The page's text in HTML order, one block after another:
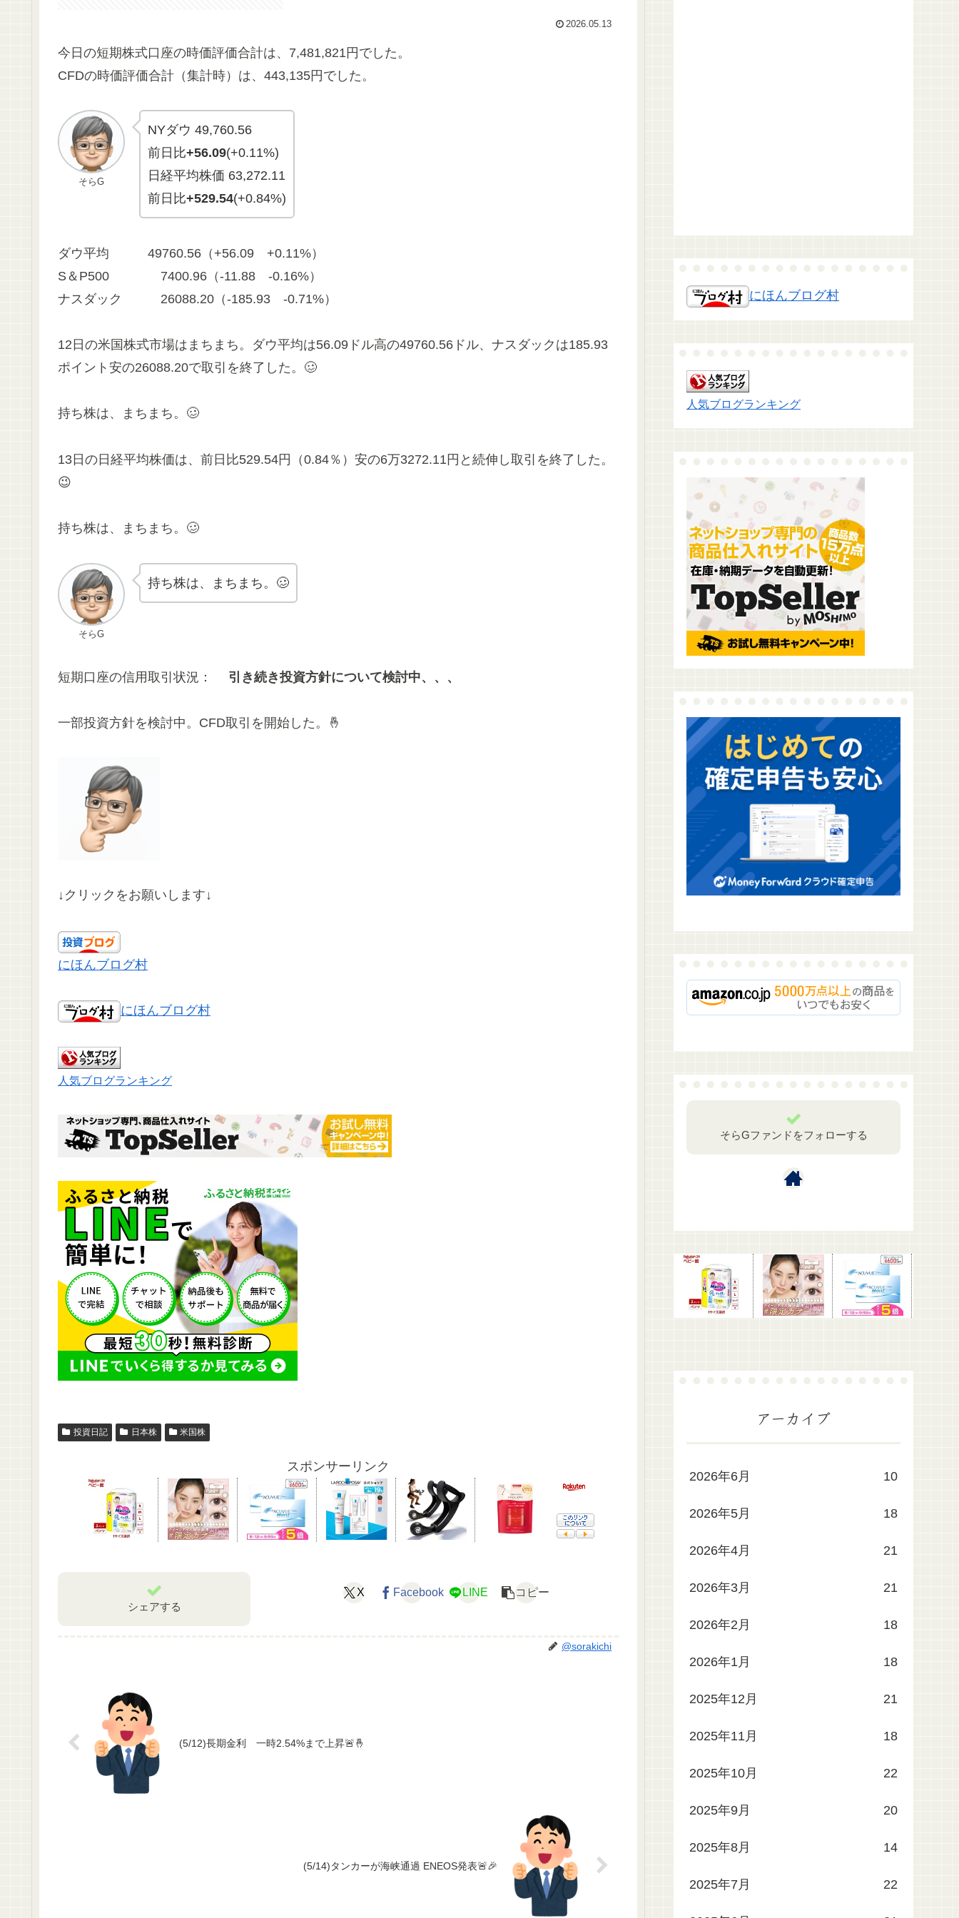
2026.05.13
今日の短期株式口座の時価評価合計は、7,481,821円でした。
CFDの時価評価合計（集計時）は、443,135円でした。
そらG
NYダウ 49,760.56
前日比+56.09(+0.11%)
日経平均株価 63,272.11
前日比+529.54(+0.84%)
ダウ平均 49760.56（+56.09 +0.11%）
S＆P500 7400.96（-11.88 -0.16%）
ナスダック 26088.20（-185.93 -0.71%）
12日の米国株式市場はまちまち。ダウ平均は56.09ドル高の49760.56ドル、ナスダックは185.93
ポイント安の26088.20で取引を終了した。🥴
持ち株は、まちまち。🥴
13日の日経平均株価は、前日比529.54円（0.84％）安の6万3272.11円と続伸し取引を終了した。
😉
持ち株は、まちまち。🥴
そらG
持ち株は、まちまち。🥴
短期口座の信用取引状況： 引き続き投資方針について検討中、、、
一部投資方針を検討中。CFD取引を開始した。🤞
↓クリックをお願いします↓
にほんブログ村
にほんブログ村
人気ブログランキング
投資日記 日本株 米国株
スポンサーリンク
シェアする
X Facebook LINE コピー
@sorakichi
(5/12)長期金利 一時2.54%まで上昇🚨🤞
(5/14)タンカーが海峡通過 ENEOS発表🚨🎉
にほんブログ村
人気ブログランキング
そらGファンドをフォローする
アーカイブ
2026年6月 10
2026年5月 18
2026年4月 21
2026年3月 21
2026年2月 18
2026年1月 18
2025年12月 21
2025年11月 18
2025年10月 22
2025年9月 20
2025年8月 14
2025年7月 22